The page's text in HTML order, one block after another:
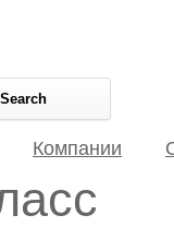
Компании